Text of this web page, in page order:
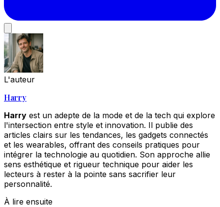
L'auteur
Harry
Harry est un adepte de la mode et de la tech qui explore
l'intersection entre style et innovation. Il publie des
articles clairs sur les tendances, les gadgets connectés
et les wearables, offrant des conseils pratiques pour
intégrer la technologie au quotidien. Son approche allie
sens esthétique et rigueur technique pour aider les
lecteurs à rester à la pointe sans sacrifier leur
personnalité.
À lire ensuite